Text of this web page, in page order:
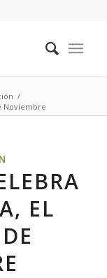
/
Noviembre
EL